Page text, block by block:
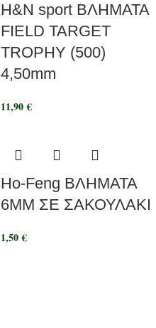
H&N sport ΒΛΗΜΑΤΑ
FIELD TARGET
TROPHY (500)
4,50mm
11,90€
Ho-Feng ΒΛΗΜΑΤΑ
6ΜΜ ΣΕ ΣΑΚΟΥΛΑΚΙ
1,50€